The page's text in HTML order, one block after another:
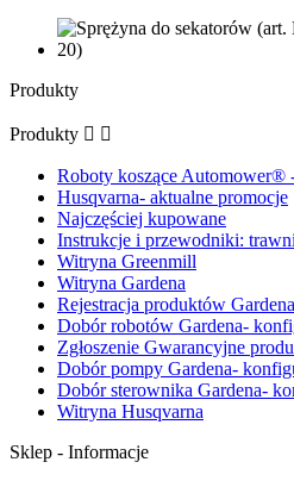
Produkty
Produkty  
Roboty koszące Automower®
Husqvarna- aktualne promocje
Najczęściej kupowane
Instrukcje i przewodniki:
Witryna Greenmill
Witryna Gardena
Rejestracja produktów Gardena
Dobór robotów Gardena-
Zgłoszenie Gwarancyjne
Dobór pompy Gardena-
Dobór sterownika Gardena-
Witryna Husqvarna
Sklep - Informacje